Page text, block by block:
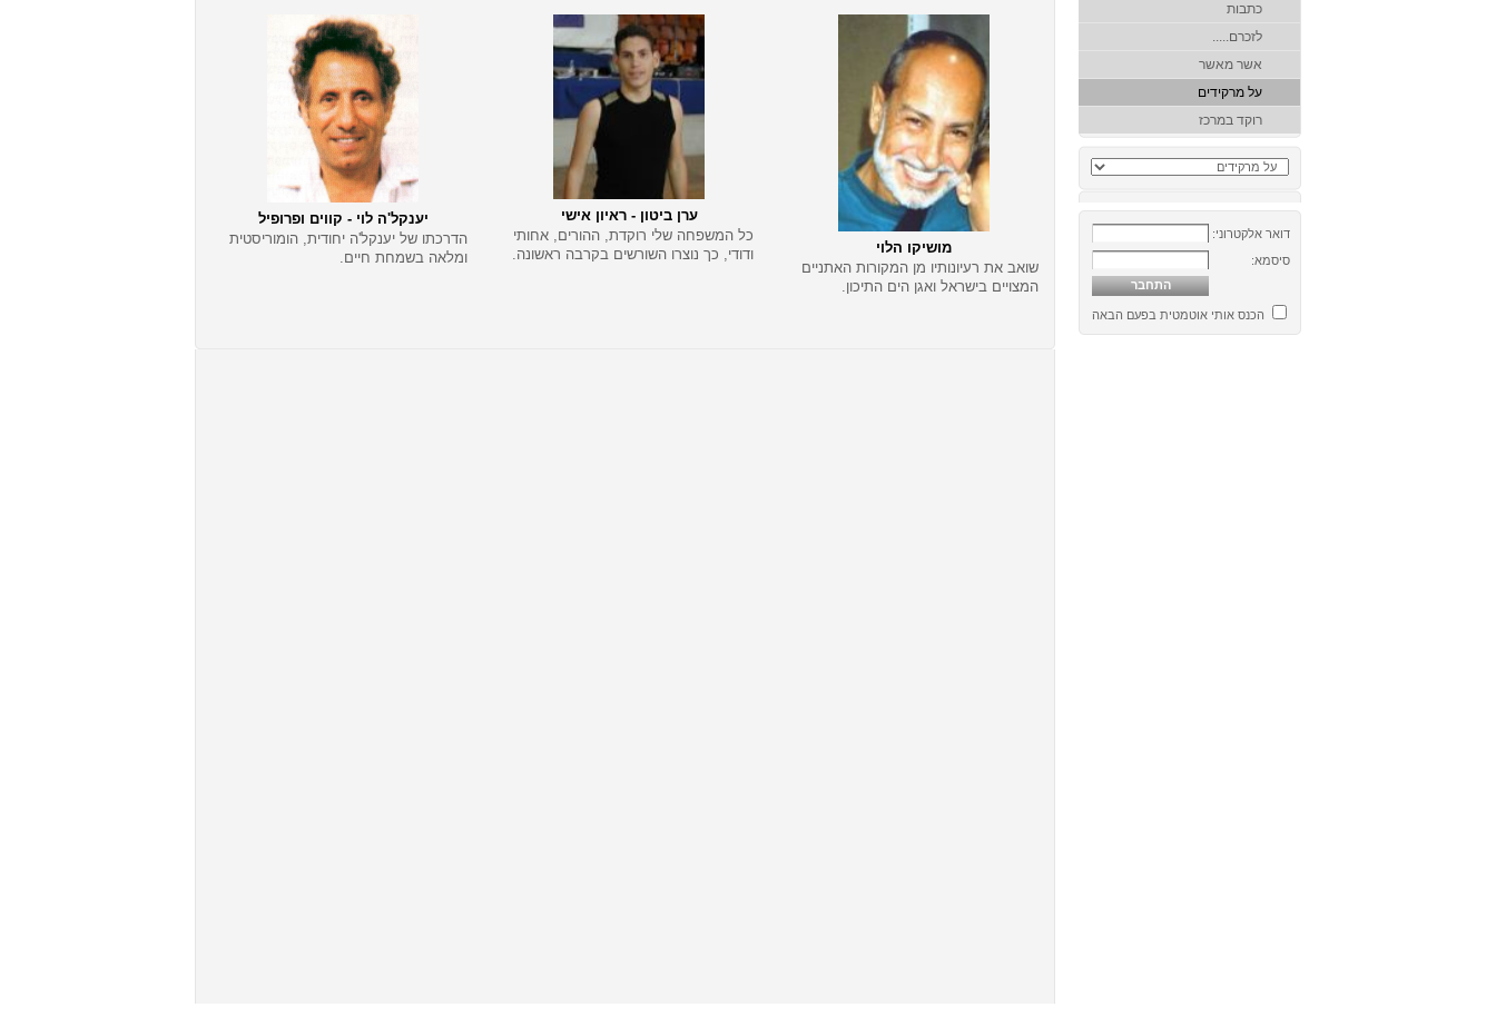
כתבות
לזכרם.....
אשר מאשר
על מרקידים
רוקד במרכז
דואר אלקטרוני:
סיסמא:
הכנס אותי אוטמטית בפעם הבאה
מושיקו הלוי
שואב את רעיונותיו מן המקורות האתניים
המצויים בישראל ואגן הים התיכון.
ערן ביטון - ראיון אישי
כל המשפחה שלי רוקדת, ההורים, אחותי
ודודי, כך נוצרו השורשים בקרבה ראשונה.
יענקל'ה לוי - קווים ופרופיל
הדרכתו של יענקל'ה יחודית, הומוריסטית
ומלאה בשמחת חיים.